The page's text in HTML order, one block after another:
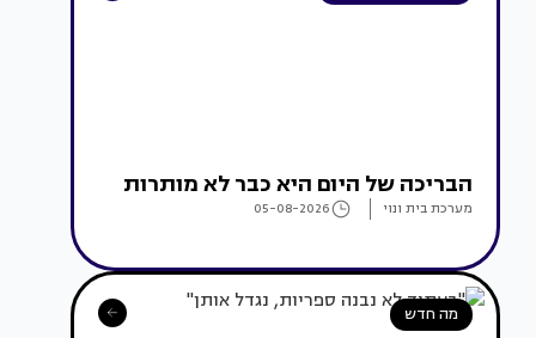
הבריכה של היום היא כבר לא מותרות
מערכת בית ונוי 05-08-2026
מה חדש